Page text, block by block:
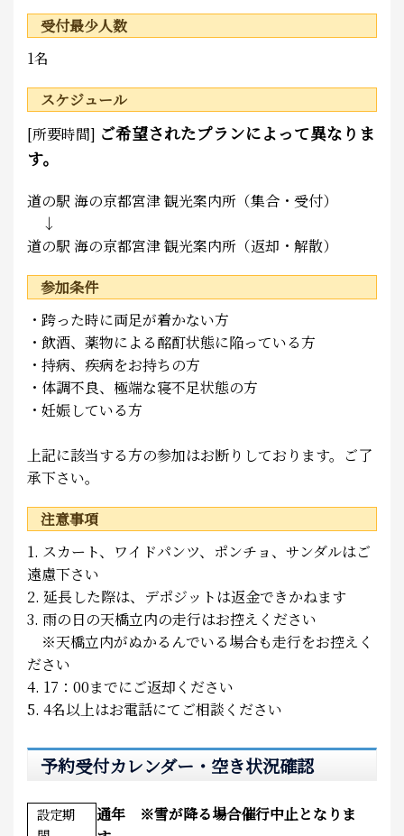
受付最少人数
1名
スケジュール
[所要時間] ご希望されたプランによって異なりま
す。
道の駅 海の京都宮津 観光案内所（集合・受付）
↓
道の駅 海の京都宮津 観光案内所（返却・解散）
参加条件
・跨った時に両足が着かない方
・飲酒、薬物による酩酊状態に陥っている方
・持病、疾病をお持ちの方
・体調不良、極端な寝不足状態の方
・妊娠している方
上記に該当する方の参加はお断りしております。ご了
承下さい。
注意事項
1. スカート、ワイドパンツ、ポンチョ、サンダルはご
遠慮下さい
2. 延長した際は、デポジットは返金できかねます
3. 雨の日の天橋立内の走行はお控えください
※天橋立内がぬかるんでいる場合も走行をお控えく
ださい
4. 17：00までにご返却ください
5. 4名以上はお電話にてご相談ください
予約受付カレンダー・空き状況確認
設定期
通年 ※雪が降る場合催行中止となりま